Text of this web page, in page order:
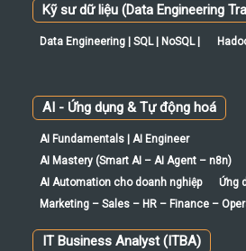
Kỹ sư dữ liệu (Data Engineering
Data Engineering | SQL | NoSQL |
AI - Ứng dụng & Tự động hoá
AI Fundamentals | AI Engineer
AI Mastery (Smart AI – AI Agent – n8n)
AI Automation cho doanh nghiệp
Ứng
Marketing – Sales – HR – Finance –
IT Business Analyst (ITBA)